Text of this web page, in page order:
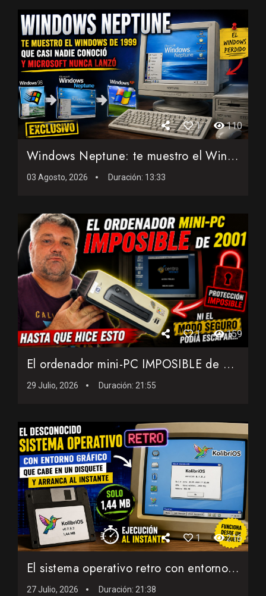
1 110
Windows Neptune: te muestro el Windows de 1999 que casi nadi...
03 Agosto, 2026 Duración: 13:33
1 159
El ordenador mini-PC IMPOSIBLE de 2001: Ni el modo seguro po...
29 Julio, 2026 Duración: 21:55
1 216
El sistema operativo retro con entorno gráfico que cabe en ...
27 Julio, 2026 Duración: 21:38